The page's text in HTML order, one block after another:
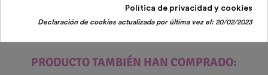
LOS CLIENTES QUE COMPRARON ESTE
PRODUCTO TAMBIÉN HAN COMPRADO:
Política de privacidad y cookies
Declaración de cookies actualizada por última vez el:20/02/2023